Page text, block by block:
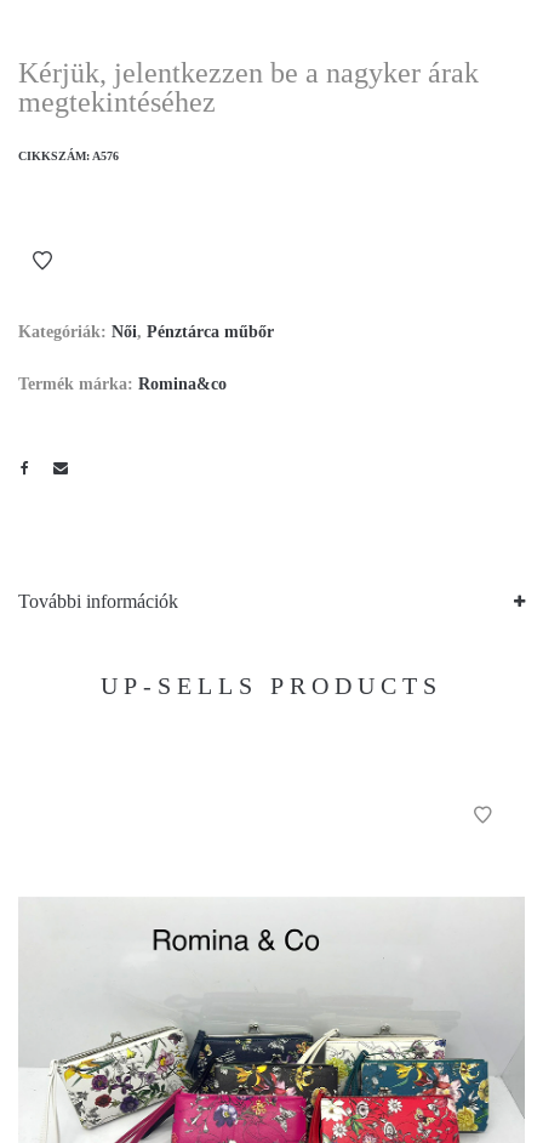
Kérjük, jelentkezzen be a nagyker árak
megtekintéséhez
CIKKSZÁM: A576
Kategóriák: Női, Pénztárca műbőr
Termék márka: Romina&co
További információk
UP-SELLS PRODUCTS